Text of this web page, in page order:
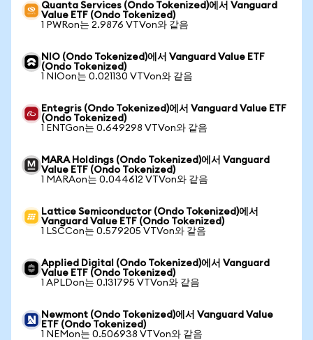
Quanta Services (Ondo Tokenized)에서 Vanguard
Value ETF (Ondo Tokenized)
1 PWRon는 2.9876 VTVon와 같음
NIO (Ondo Tokenized)에서 Vanguard Value ETF
(Ondo Tokenized)
1 NIOon는 0.021130 VTVon와 같음
Entegris (Ondo Tokenized)에서 Vanguard Value ETF
(Ondo Tokenized)
1 ENTGon는 0.649298 VTVon와 같음
MARA Holdings (Ondo Tokenized)에서 Vanguard
Value ETF (Ondo Tokenized)
1 MARAon는 0.044612 VTVon와 같음
Lattice Semiconductor (Ondo Tokenized)에서
Vanguard Value ETF (Ondo Tokenized)
1 LSCCon는 0.579205 VTVon와 같음
Applied Digital (Ondo Tokenized)에서 Vanguard
Value ETF (Ondo Tokenized)
1 APLDon는 0.131795 VTVon와 같음
Newmont (Ondo Tokenized)에서 Vanguard Value
ETF (Ondo Tokenized)
1 NEMon는 0.506938 VTVon와 같음